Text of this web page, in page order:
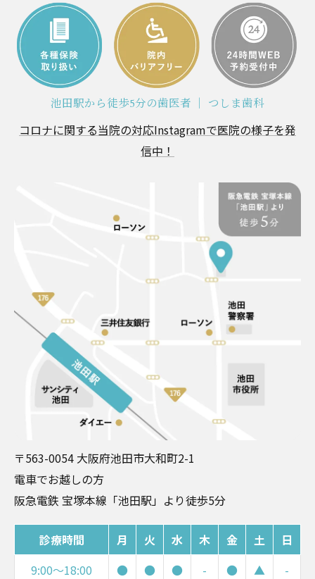
池田駅から徒歩5分の歯医者 ｜ つしま歯科
コロナに関する当院の対応Instagramで医院の様子を発
信中！
〒563-0054 大阪府池田市大和町2-1
電⾞でお越しの⽅
阪急電鉄 宝塚本線「池⽥駅」より徒歩5分
診療時間 月 火 水 木 金 土
日
9:00～18:00
● ● ● - ● ▲ -